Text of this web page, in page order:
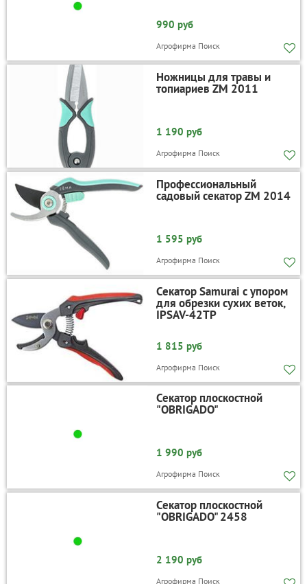
990 руб
Агрофирма Поиск
Ножницы для травы и
топиариев ZM 2011
1 190 руб
Агрофирма Поиск
Профессиональный
садовый секатор ZM 2014
1 595 руб
Агрофирма Поиск
Секатор Samurai с упором
для обрезки сухих веток,
IPSAV-42TP
1 815 руб
Агрофирма Поиск
Секатор плоскостной
"OBRIGADO"
1 990 руб
Агрофирма Поиск
Секатор плоскостной
"OBRIGADO" 2458
2 190 руб
Агрофирма Поиск